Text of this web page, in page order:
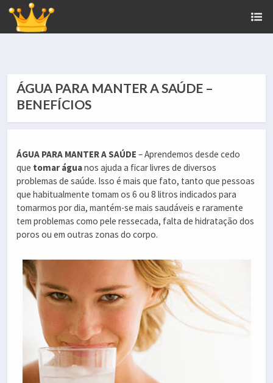
ÁGUA PARA MANTER A SAÚDE –
BENEFÍCIOS
ÁGUA PARA MANTER A SAÚDE – Aprendemos desde cedo
que tomar águanos ajuda a ficar livres de diversos
problemas de saúde. Isso é mais que fato, tanto que pessoas
que habitualmente tomam os 6 ou 8 litros indicados para
tomarmos por dia, mantém-se mais saudáveis e raramente
tem problemas como pele ressecada, falta de hidratação dos
poros ou em outras zonas do corpo.